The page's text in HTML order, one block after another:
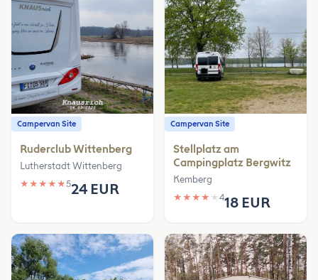
Campervan Site
Ruderclub Wittenberg
Lutherstadt Wittenberg
★ ★ ★ ★ ★524 EUR
Campervan Site
Stellplatz am
Campingplatz Bergwitz
Kemberg
★ ★ ★ ★ ★ 418 EUR